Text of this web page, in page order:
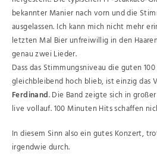
bekannter Manier nach vorn und die
ausgelassen. Ich kann mich nicht mehr
letzten Mal Bier unfreiwillig in den
genau zwei Lieder.
Dass das Stimmungsniveau die guten
gleichbleibend hoch blieb, ist einzig das
Ferdinand. Die Band zeigte sich in
live vollauf. 100 Minuten Hits schaffen
In diesem Sinn also ein gutes Konzert,
irgendwie durch.